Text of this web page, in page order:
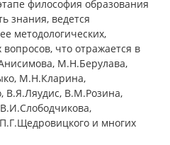
философия образования
знания, ведется
методологических,
что отражается в
М.Н.Берулава,
М.Н.Кларина,
В.Я.Ляудис, В.М.Розина,
и многих